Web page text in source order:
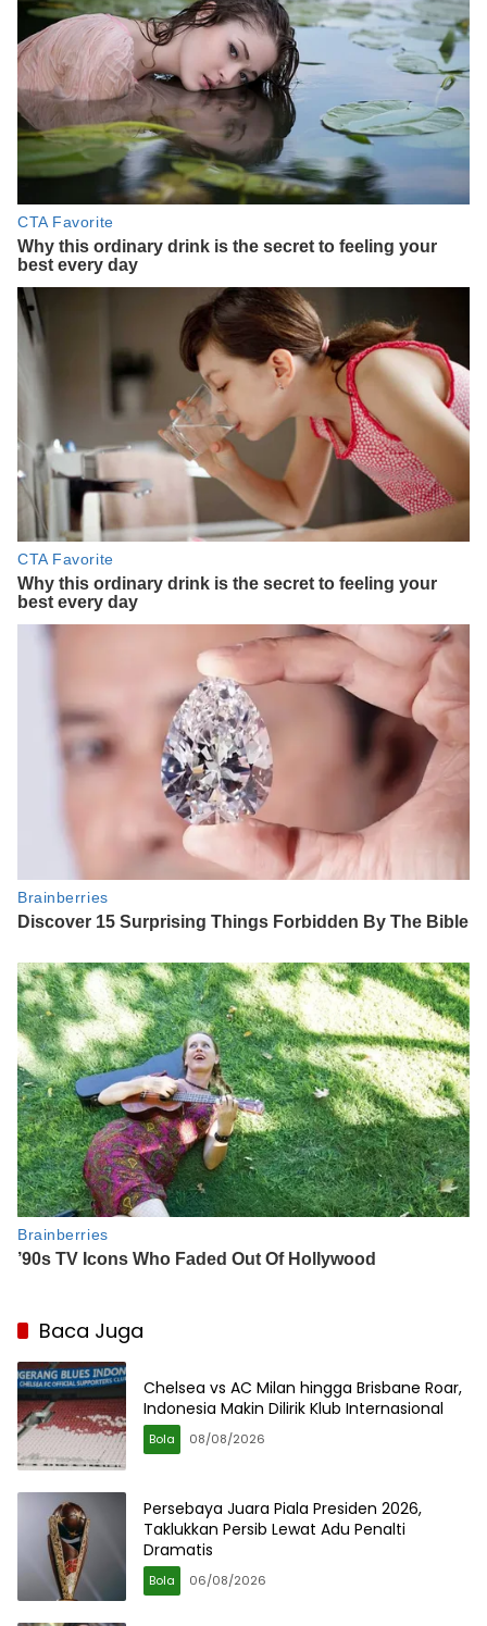
Baca Juga
Chelsea vs AC Milan hingga Brisbane Roar,
Indonesia Makin Dilirik Klub Internasional
Bola 08/08/2026
Persebaya Juara Piala Presiden 2026,
Taklukkan Persib Lewat Adu Penalti
Dramatis
Bola 06/08/2026